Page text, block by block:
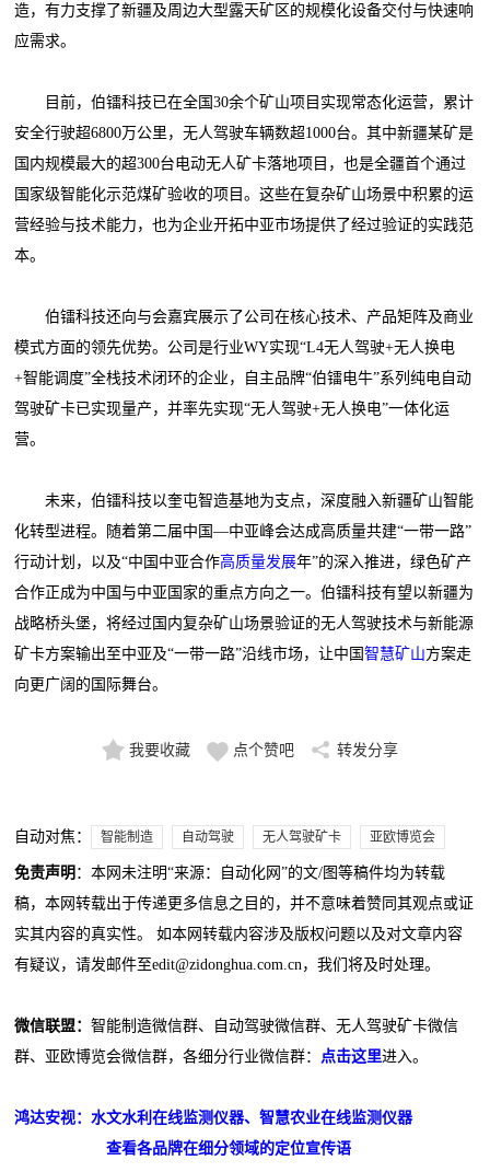
造，有力支撑了新疆及周边大型露天矿区的规模化设备交付与快速响
应需求。
目前，伯镭科技已在全国30余个矿山项目实现常态化运营，累计
安全行驶超6800万公里，无人驾驶车辆数超1000台。其中新疆某矿是
国内规模最大的超300台电动无人矿卡落地项目，也是全疆首个通过
国家级智能化示范煤矿验收的项目。这些在复杂矿山场景中积累的运
营经验与技术能力，也为企业开拓中亚市场提供了经过验证的实践范
本。
伯镭科技还向与会嘉宾展示了公司在核心技术、产品矩阵及商业
模式方面的领先优势。公司是行业WY实现“L4无人驾驶+无人换电
+智能调度”全栈技术闭环的企业，自主品牌“伯镭电牛”系列纯电自动
驾驶矿卡已实现量产，并率先实现“无人驾驶+无人换电”一体化运
营。
未来，伯镭科技以奎屯智造基地为支点，深度融入新疆矿山智能
化转型进程。随着第二届中国—中亚峰会达成高质量共建“一带一路”
行动计划，以及“中国中亚合作高质量发展年”的深入推进，绿色矿产
合作正成为中国与中亚国家的重点方向之一。伯镭科技有望以新疆为
战略桥头堡，将经过国内复杂矿山场景验证的无人驾驶技术与新能源
矿卡方案输出至中亚及“一带一路”沿线市场，让中国智慧矿山方案走
向更广阔的国际舞台。
我要收藏 点个赞吧 转发分享
自动对焦： 智能制造 自动驾驶 无人驾驶矿卡 亚欧博览会
免责声明 ：本网未注明“来源：自动化网”的文/图等稿件均为转载
稿，本网转载出于传递更多信息之目的，并不意味着赞同其观点或证
实其内容的真实性。 如本网转载内容涉及版权问题以及对文章内容
有疑议，请发邮件至edit@zidonghua.com.cn，我们将及时处理。
微信联盟：智能制造微信群、自动驾驶微信群、无人驾驶矿卡微信
群、亚欧博览会微信群，各细分行业微信群：
点击这里进入。
鸿达安视：水文水利在线监测仪器、智慧农业在线监测仪器
查看各品牌在细分领域的定位宣传语